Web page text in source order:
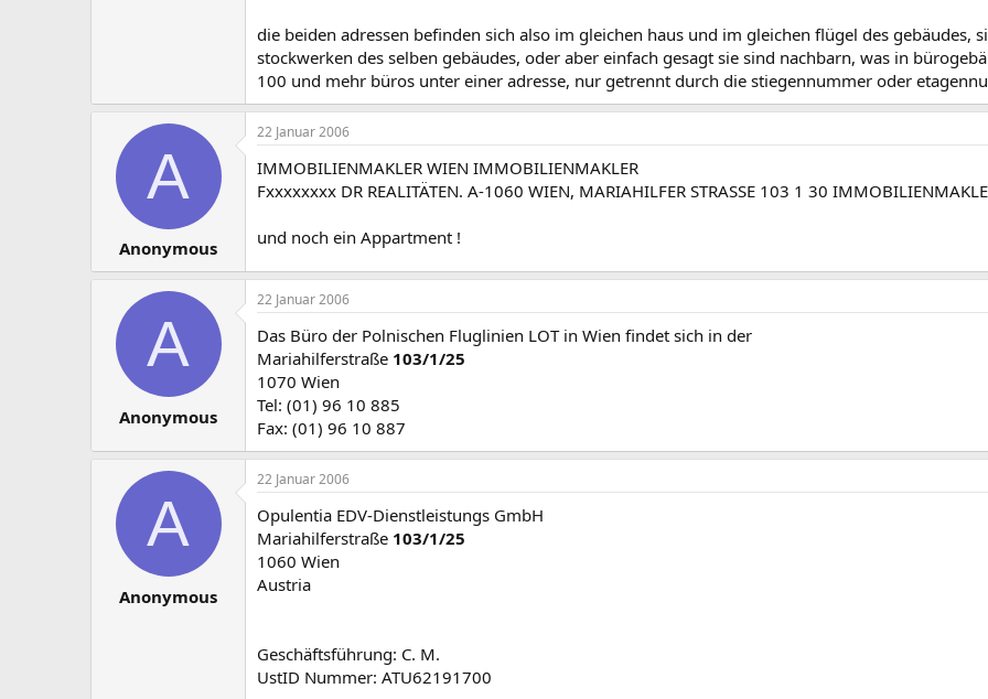
die beiden adressen befinden sich also im gleichen haus und im gleichen flügel des gebäudes,
stockwerken des selben gebäudes, oder aber einfach gesagt sie sind nachbarn, was in
100 und mehr büros unter einer adresse, nur getrennt durch die stiegennummer oder
A
Anonymous
22 Januar 2006
IMMOBILIENMAKLER WIEN IMMOBILIENMAKLER
Fxxxxxxxx DR REALITÄTEN. A-1060 WIEN, MARIAHILFER STRASSE 103 1 30
und noch ein Appartment !
A
Anonymous
22 Januar 2006
Das Büro der Polnischen Fluglinien LOT in Wien findet sich in der
Mariahilferstraße 103/1/25
1070 Wien
Tel: (01) 96 10 885
Fax: (01) 96 10 887
A
Anonymous
22 Januar 2006
Opulentia EDV-Dienstleistungs GmbH
Mariahilferstraße 103/1/25
1060 Wien
Austria
Geschäftsführung: C. M.
UstID Nummer: ATU62191700